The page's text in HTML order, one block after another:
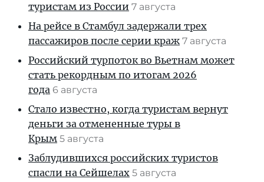
туристам из России 7 августа
На рейсе в Стамбул задержали трех
пассажиров после серии краж 7 августа
Российский турпоток во Вьетнам может
стать рекордным по итогам 2026
года 6 августа
Стало известно, когда туристам вернут
деньги за отмененные туры в
Крым 5 августа
Заблудившихся российских туристов
спасли на Сейшелах 5 августа